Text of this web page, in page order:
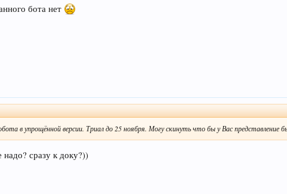
бота нет
в упрощённой версии. Триал до 25 ноября. Могу скинуть что бы у Вас представление
сразу к доку?))